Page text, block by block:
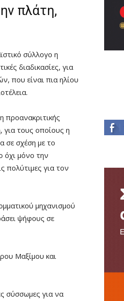
πλάτη,
σύλλογο η
διαδικασίες, για
που είναι πια ηλίου
προανακριτικής
τους οποίους η
σε σχέση με το
όχι μόνο την
πολύτιμες για τον
μηχανισμού
ψήφους σε
Μαξίμου και
σύσσωμες για να